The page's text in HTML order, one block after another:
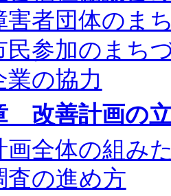
者団体のま
参加のまち
の協力
改善計画の
全体の組み
の進め方